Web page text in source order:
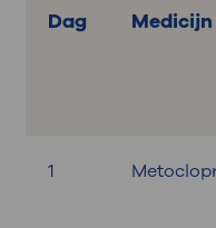
Dag Medicijn
1